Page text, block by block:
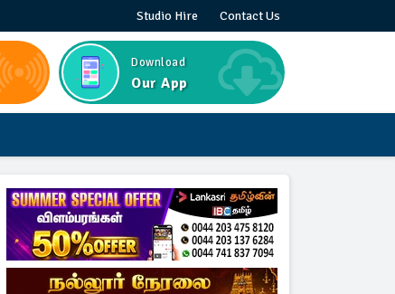
Studio Hire Contact Us
Download
Our App